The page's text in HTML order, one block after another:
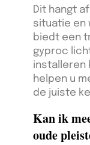
Dit hangt
situatie en
biedt een
gyproc
installeren
helpen u
de juiste
Kan ik
oude